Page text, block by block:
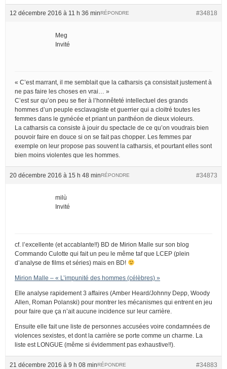
12 décembre 2016 à 11 h 36 min #34818
RÉPONDRE
Meg
Invité
« C’est marrant, il me semblait que la catharsis ça consistait justement à
ne pas faire les choses en vrai… »
C’est sur qu’on peu se fier à l’honnêteté intellectuel des grands
hommes d’un peuple esclavagiste et guerrier qui a cloitré toutes les
femmes dans le gynécée et priant un panthéon de dieux violeurs.
La catharsis ca consiste à jouir du spectacle de ce qu’on voudrais bien
pouvoir faire en douce si on se fait pas chopper. Les femmes par
exemple on leur propose pas souvent la catharsis, et pourtant elles sont
bien moins violentes que les hommes.
20 décembre 2016 à 15 h 48 min #34873
RÉPONDRE
milù
Invité
cf. l’excellente (et accablante!!) BD de Mirion Malle sur son blog
Commando Culotte qui fait un peu le même taf que LCEP (plein
d’analyse de films et séries) mais en BD!
Mirion Malle – « L’impunité des hommes (célèbres) »
Elle analyse rapidement 3 affaires (Amber Heard/Johnny Depp, Woody
Allen, Roman Polanski) pour montrer les mécanismes qui entrent en jeu
pour faire que ça n’ait aucune incidence sur leur carrière.
Ensuite elle fait une liste de personnes accusées voire condamnées de
violences sexistes, et dont la carrière se porte comme un charme. La
liste est LONGUE (même si évidemment pas exhaustive!!).
21 décembre 2016 à 9 h 08 min #34883
RÉPONDRE